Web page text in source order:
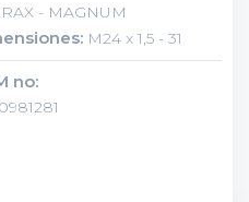
- MAGNUM
M24 x 1,5 - 31
no: